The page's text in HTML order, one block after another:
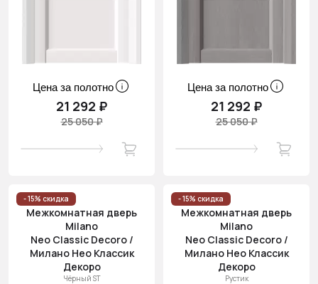
Цена за полотно
21 292 ₽
25 050 ₽
Цена за полотно
21 292 ₽
25 050 ₽
- 15% скидка
Межкомнатная дверь
Milano
Neo Classic Decoro /
Милано Нео Классик
Декоро
Чёрный ST
- 15% скидка
Межкомнатная дверь
Milano
Neo Classic Decoro /
Милано Нео Классик
Декоро
Рустик